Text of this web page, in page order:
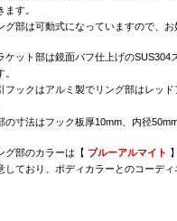
ます。
グ部は可動式になっていますので、
ケット部は鏡面バフ仕上げの
。
フックはアルミ製でリング部はレッ
の寸法はフック板厚10mm、内径
グ部のカラーは【 ブルーアルマイト
しており、ボディカラーとのコーデ